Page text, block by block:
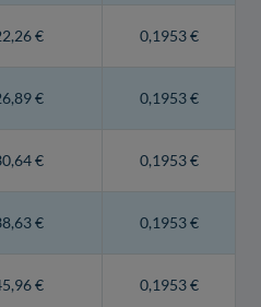
€ 0,1953 €
€ 0,1953 €
€ 0,1953 €
€ 0,1953 €
€ 0,1953 €